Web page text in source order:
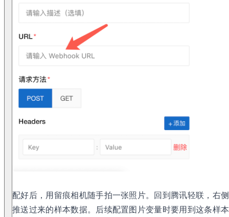
配好后，用留痕相机随手拍一张照片。回到腾讯轻联，右
推送过来的样本数据。后续配置图片变量时要用到这条样